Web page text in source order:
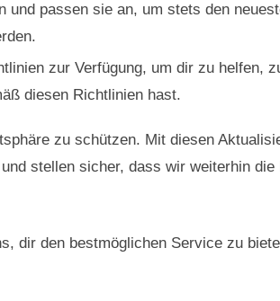
und passen sie an, um stets den
zur Verfügung, um dir zu helfen,
diesen Richtlinien hast.
zu schützen. Mit diesen
stellen sicher, dass wir weiterhin die
dir den bestmöglichen Service zu